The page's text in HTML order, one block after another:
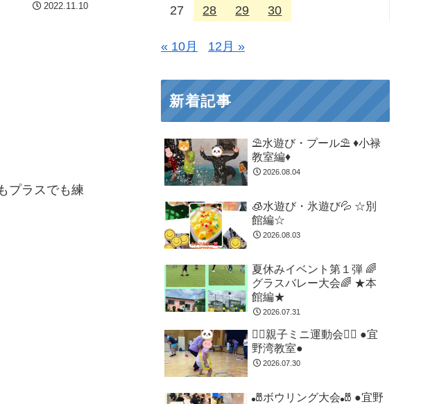
2022.11.10
プラスでも練
27
28 29 30
« 10月 12月 »
新着記事
⛱️水遊び・プール⛱️ ♦小禄
教室編♦
2026.08.04
🧊水遊び・氷遊び💦 ☆別
館編☆
2026.08.03
夏休みイベント第１弾 🌈
グラスバレー大会🌈 ★本
館編★
2026.07.31
🏃‍♂️親子ミニ運動会🏃‍♂️ ●宜
野湾教室●
2026.07.30
🎳ボウリング大会🎳 ●宜野